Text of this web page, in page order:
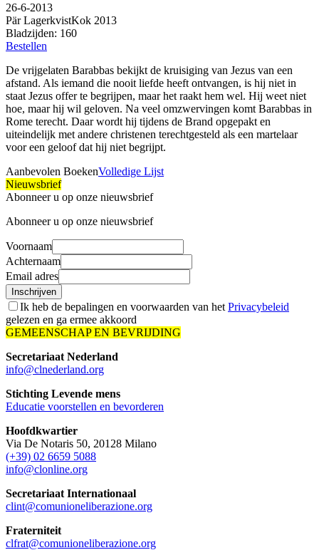
26-6-2013
Pär LagerkvistKok 2013
Bladzijden: 160
Bestellen
De vrijgelaten Barabbas bekijkt de kruisiging van Jezus van een
afstand. Als iemand die nooit liefde heeft ontvangen, is hij niet in
staat Jezus offer te begrijpen, maar het raakt hem wel. Hij weet niet
hoe, maar hij wil geloven. Na veel omzwervingen komt Barabbas in
Rome terecht. Daar wordt hij tijdens de Brand opgepakt en
uiteindelijk met andere christenen terechtgesteld als een martelaar
voor een geloof dat hij niet begrijpt.
Aanbevolen BoekenVolledige Lijst
Nieuwsbrief
Abonneer u op onze nieuwsbrief
Abonneer u op onze nieuwsbrief
Voornaam
Achternaam
Email adres
Inschrijven
Ik heb de bepalingen en voorwaarden van het Privacybeleid
gelezen en ga ermee akkoord
GEMEENSCHAP EN BEVRIJDING
Secretariaat Nederland
info@clnederland.org
Stichting Levende mens
Educatie voorstellen en bevorderen
Hoofdkwartier
Via De Notaris 50, 20128 Milano
(+39) 02 6659 5088
info@clonline.org
Secretariaat Internationaal
clint@comunioneliberazione.org
Fraterniteit
clfrat@comunioneliberazione.org